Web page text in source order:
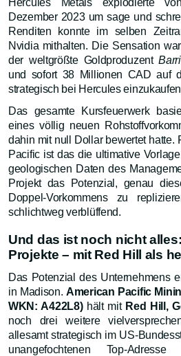
Dezember 2023 um sage und
Renditen konnte im selben
Nvidia mithalten. Die Sensation
der weltgrößte Goldproduzent
und sofort 38 Millionen CAD auf
strategisch bei Hercules
Das gesamte Kursfeuerwerk
eines völlig neuen
dahin mit null Dollar bewertet hatte.
Pacific ist das die ultimative
geologischen Daten des
Projekt das Potenzial, genau
Doppel-Vorkommens zu
schlichtweg verblüffend.
Und das ist noch nicht
Projekte – mit Red Hill als
Das Potenzial des Unternehmens
in Madison. American Pacific
WKN: A422L8)hält mit Red Hill,
noch drei weitere
allesamt strategisch im US-
unangefochtenen Top-Adresse